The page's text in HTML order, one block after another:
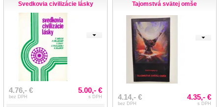
Svedkovia civilizácie lásky
4.76,- €
bez DPH
5.00,- €
s DPH
Tajomstvá svätej omše
4.14,- €
bez DPH
4.35,- €
s DPH